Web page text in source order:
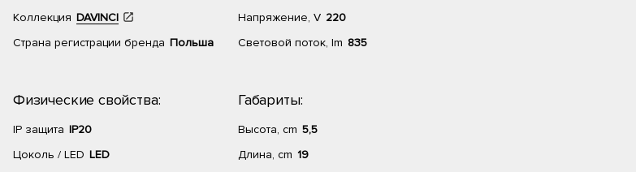
Коллекция DAVINCI
Страна регистрации бренда Польша
Физические свойства:
IP защита IP20
Цоколь / LED LED
Напряжение, V 220
Световой поток, lm 835
Габариты:
Высота, cm 5,5
Длина, cm 19